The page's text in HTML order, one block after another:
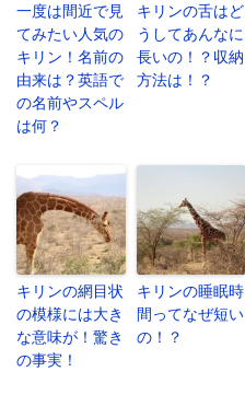
一度は間近で見
てみたい人気の
キリン！名前の
由来は？英語で
の名前やスペル
は何？
キリンの舌はど
うしてあんなに
長いの！？収納
方法は！？
キリンの網目状
の模様には大き
な意味が！驚き
の事実！
キリンの睡眠時
間ってなぜ短い
の！？